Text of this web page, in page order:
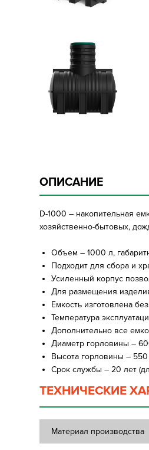
ОПИСАНИЕ
D-1000 – накопительная
хозяйственно-бытовых,
Объем – 1000 л,
Подходит для сбора и
Усиленный корпус
Для размещения
Емкость изготовлена
Температура
Дополнительно все
Диаметр горловины –
Высота горловины –
Срок службы – 20 лет
ТЕХНИЧЕСКИЕ
Материал производства